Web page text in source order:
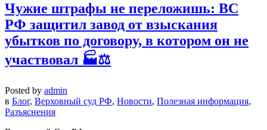
Чужие штрафы не переложишь: ВС
РФ защитил завод от взыскания
убытков по договору, в котором он не
участвовал 🏭⚖️
Posted by admin
в Блог, Верховный суд РФ, Новости, Полезная информация,
Разъяснения